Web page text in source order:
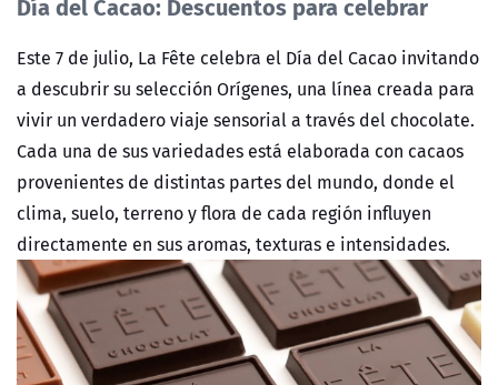
Este 7 de julio, La Fête celebra el Día del Cacao invitando
a descubrir su selección Orígenes, una línea creada para
vivir un verdadero viaje sensorial a través del chocolate.
Cada una de sus variedades está elaborada con cacaos
provenientes de distintas partes del mundo, donde el
clima, suelo, terreno y flora de cada región influyen
directamente en sus aromas, texturas e intensidades.